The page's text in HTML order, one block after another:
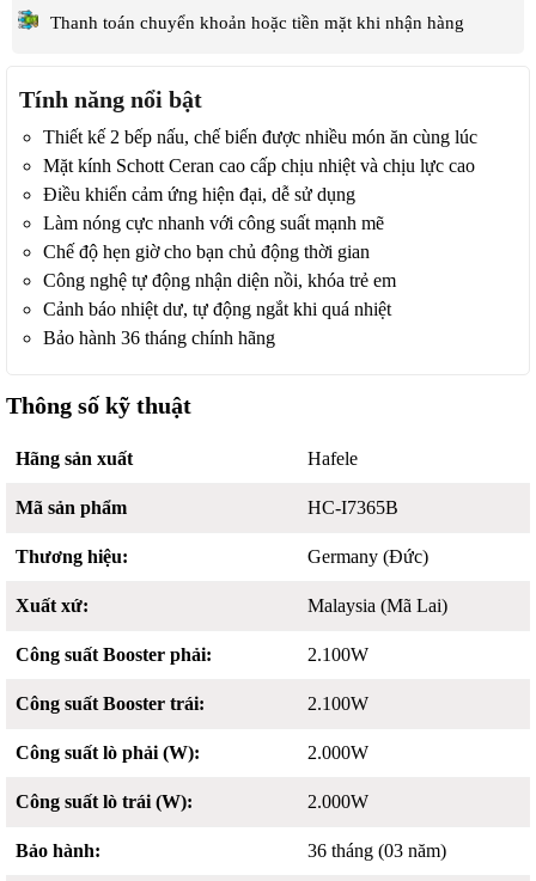
Thanh toán chuyển khoản hoặc tiền mặt khi nhận hàng
Tính năng nổi bật
Thiết kế 2 bếp nấu, chế biến được nhiều món ăn cùng lúc
Mặt kính Schott Ceran cao cấp chịu nhiệt và chịu lực cao
Điều khiển cảm ứng hiện đại, dễ sử dụng
Làm nóng cực nhanh với công suất mạnh mẽ
Chế độ hẹn giờ cho bạn chủ động thời gian
Công nghệ tự động nhận diện nồi, khóa trẻ em
Cảnh báo nhiệt dư, tự động ngắt khi quá nhiệt
Bảo hành 36 tháng chính hãng
Thông số kỹ thuật
Hãng sản xuất Hafele
Mã sản phẩm HC-I7365B
Thương hiệu: Germany (Đức)
Xuất xứ: Malaysia (Mã Lai)
Công suất Booster phải: 2.100W
Công suất Booster trái: 2.100W
Công suất lò phải (W): 2.000W
Công suất lò trái (W): 2.000W
Bảo hành: 36 tháng (03 năm)